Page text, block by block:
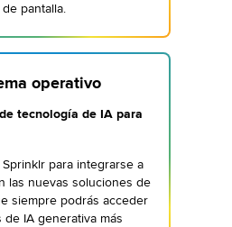
pantalla.
operativo
tecnología de IA para
para integrarse a
las nuevas soluciones de
siempre podrás acceder
de IA generativa más